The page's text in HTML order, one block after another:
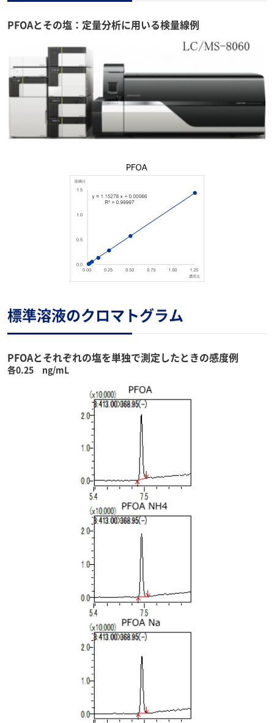
PFOAとその塩：定量分析に用いる検量線例
標準溶液のクロマトグラム
PFOAとそれぞれの塩を単独で測定したときの感度例
各0.25 ng/mL